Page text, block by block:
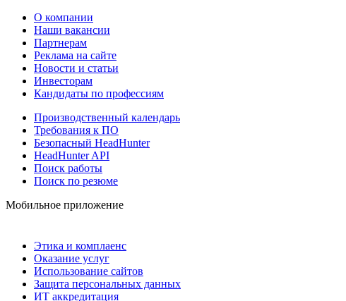
О компании
Наши вакансии
Партнерам
Реклама на сайте
Новости и статьи
Инвесторам
Кандидаты по профессиям
Производственный календарь
Требования к ПО
Безопасный HeadHunter
HeadHunter API
Поиск работы
Поиск по резюме
Мобильное приложение
Этика и комплаенс
Оказание услуг
Использование сайтов
Защита персональных данных
ИТ аккредитация